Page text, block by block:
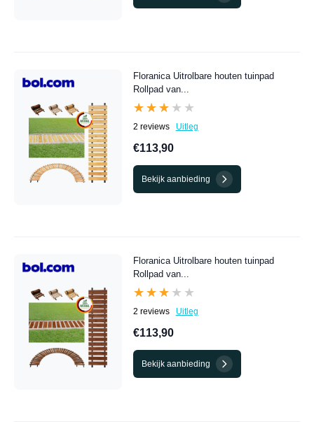
Floranica Uitrolbare houten tuinpad
Rollpad van...
★★★★★
★★★★★
2 reviews Uitleg
€113,90
Bekijk aanbieding
Floranica Uitrolbare houten tuinpad
Rollpad van...
★★★★★
★★★★★
2 reviews Uitleg
€113,90
Bekijk aanbieding